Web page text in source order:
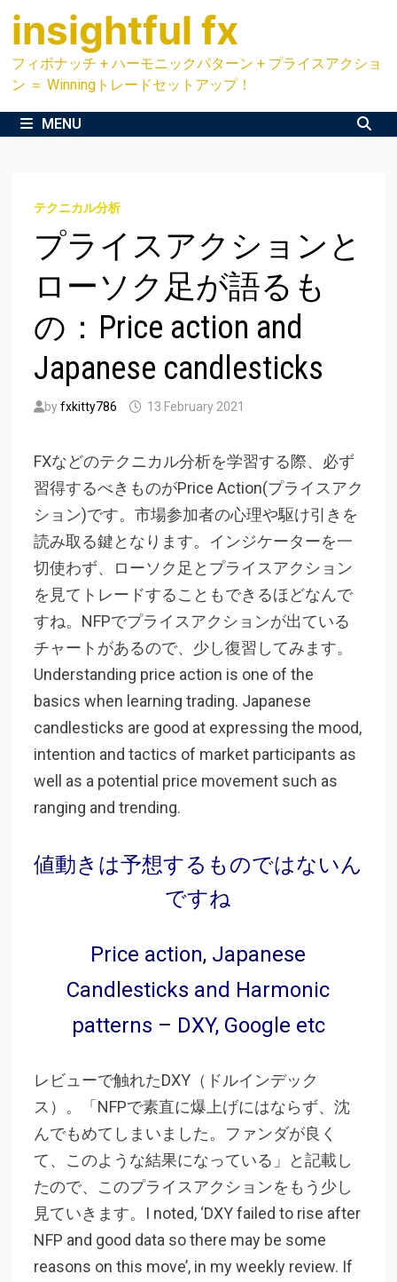
Skip
content
insightful fx
フィボナッチ + ハーモニックパターン + プライスアクショ
ン ＝ Winningトレードセットアップ！
MENU
テクニカル分析
プライスアクションと
ローソク足が語るも
の：Price action and
Japanese candlesticks
byfxkitty786 13 February 2021
FXなどのテクニカル分析を学習する際、必ず
習得するべきものがPrice Action(プライスアク
ション)です。市場参加者の心理や駆け引きを
読み取る鍵となります。インジケーターを一
切使わず、ローソク足とプライスアクション
を見てトレードすることもできるほどなんで
すね。NFPでプライスアクションが出ている
チャートがあるので、少し復習してみます。
Understanding price action is one of the
basics when learning trading. Japanese
candlesticks are good at expressing the mood,
intention and tactics of market participants as
well as a potential price movement such as
ranging and trending.
値動きは予想するものではないん
ですね
Price action, Japanese
Candlesticks and Harmonic
patterns – DXY, Google etc
レビューで触れたDXY（ドルインデック
ス）。「NFPで素直に爆上げにはならず、沈
んでもめてしまいました。ファンダが良く
て、このような結果になっている」と記載し
たので、このプライスアクションをもう少し
見ていきます。I noted, ‘DXY failed to rise after
NFP and good data so there may be some
reasons on this move’, in my weekly review. If